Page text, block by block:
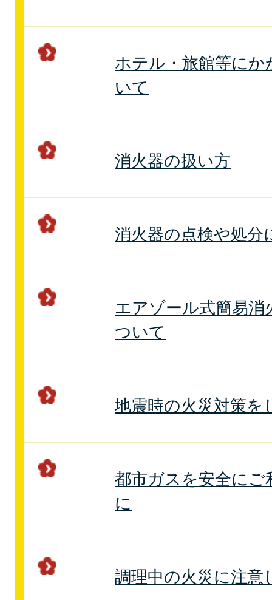
ホテル・旅館等に
いて
消火器の扱い方
消火器の点検や処分
エアゾール式簡易消
ついて
地震時の火災対策を
都市ガスを安全に
に
調理中の火災に注意